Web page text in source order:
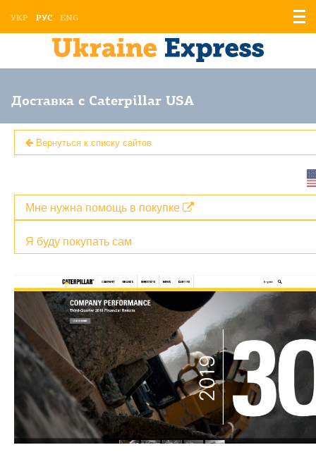
УКР РУС ENG
Доставка с Caterpillar USA
Вернуться к списку сайтов
Я буду покупать сам
Мне нужна помощь в покупке